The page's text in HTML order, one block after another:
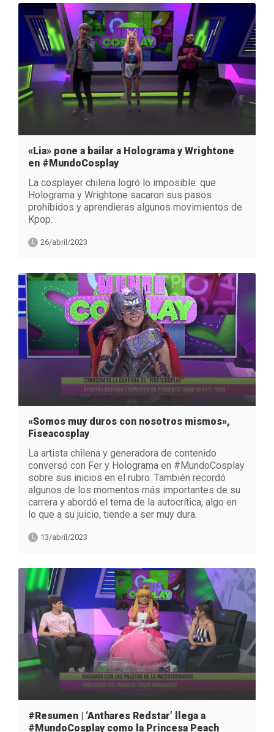
«Lia» pone a bailar a Holograma y Wrightone
en #MundoCosplay
La cosplayer chilena logró lo imposible: que
Holograma y Wrightone sacaron sus pasos
prohibidos y aprendieras algunos movimientos de
Kpop.
26/abril/2023
«Somos muy duros con nosotros mismos»,
Fiseacosplay
La artista chilena y generadora de contenido
conversó con Fer y Holograma en #MundoCosplay
sobre sus inicios en el rubro. También recordó
algunos de los momentos más importantes de su
carrera y abordó el tema de la autocrítica, algo en
lo que a su juicio, tiende a ser muy dura.
13/abril/2023
#Resumen | ‘Anthares Redstar’ llega a
#MundoCosplay como la Princesa Peach